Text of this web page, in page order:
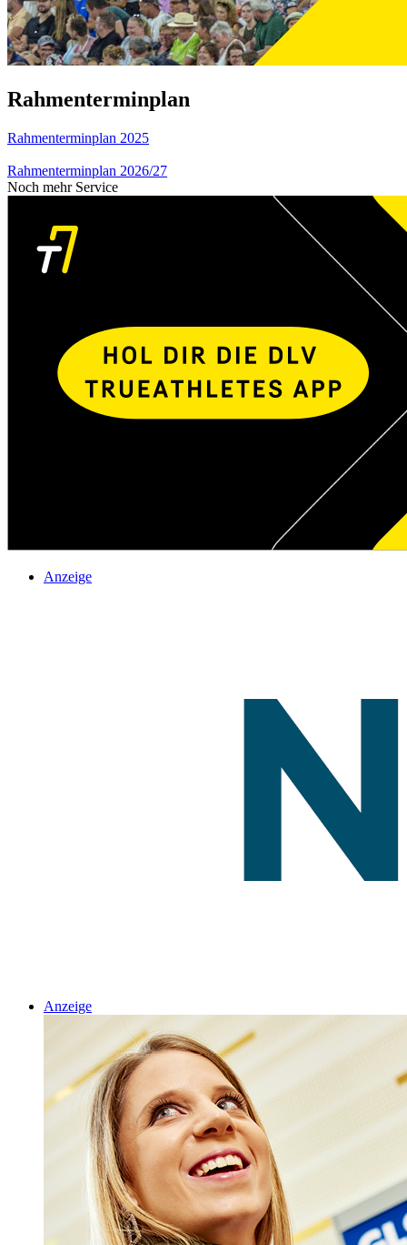
Rahmenterminplan
Rahmenterminplan 2025
Rahmenterminplan 2026/27
Noch mehr Service
Anzeige
Anzeige